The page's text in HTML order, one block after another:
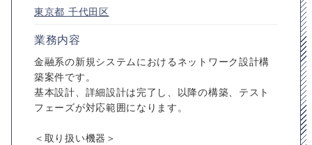
東京都 千代田区
業務内容
金融系の新規システムにおけるネットワーク設計構
築案件です。
基本設計、詳細設計は完了し、以降の構築、テスト
フェーズが対応範囲になります。
＜取り扱い機器＞